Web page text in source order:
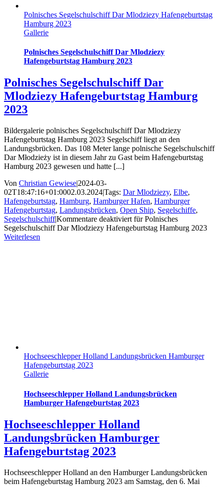
Polnisches Segelschulschiff Dar Mlodziezy Hafengeburtstag
Hamburg 2023
Gallerie
Polnisches Segelschulschiff Dar Mlodziezy
Hafengeburtstag Hamburg 2023
Polnisches Segelschulschiff Dar
Mlodziezy Hafengeburtstag Hamburg
2023
Bildergalerie polnisches Segelschulschiff Dar Mlodziezy
Hafengeburtstag Hamburg 2023 Segelschiff liegt an den
Landungsbrücken. Das 108 Meter lange polnische Segelschulschiff
Dar Młodzieży ist in diesem Jahr zu Gast beim Hafengeburtstag
Hamburg 2023 gewesen und hatte [...]
Von Christian Gewiese|2024-03-
02T18:47:16+01:0002.03.2024|Tags: Dar Mlodziezy, Elbe,
Hafengeburtstag, Hamburg, Hamburger Hafen, Hamburger
Hafengeburtstag, Landungsbrücken, Open Ship, Segelschiffe,
Segelschulschiff|Kommentare deaktiviert für Polnisches
Segelschulschiff Dar Mlodziezy Hafengeburtstag Hamburg 2023
Weiterlesen
Hochseeschlepper Holland Landungsbrücken Hamburger
Hafengeburtstag 2023
Gallerie
Hochseeschlepper Holland Landungsbrücken
Hamburger Hafengeburtstag 2023
Hochseeschlepper Holland
Landungsbrücken Hamburger
Hafengeburtstag 2023
Hochseeschlepper Holland an den Hamburger Landungsbrücken
beim Hafengeburtstag Hamburg 2023 am Samstag, den 6. Mai